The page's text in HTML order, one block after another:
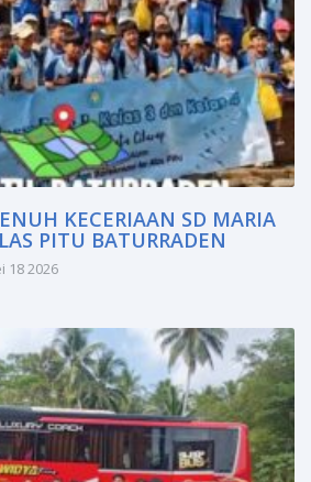
KECERIAAN SD MARIA
PITU BATURRADEN
18 2026